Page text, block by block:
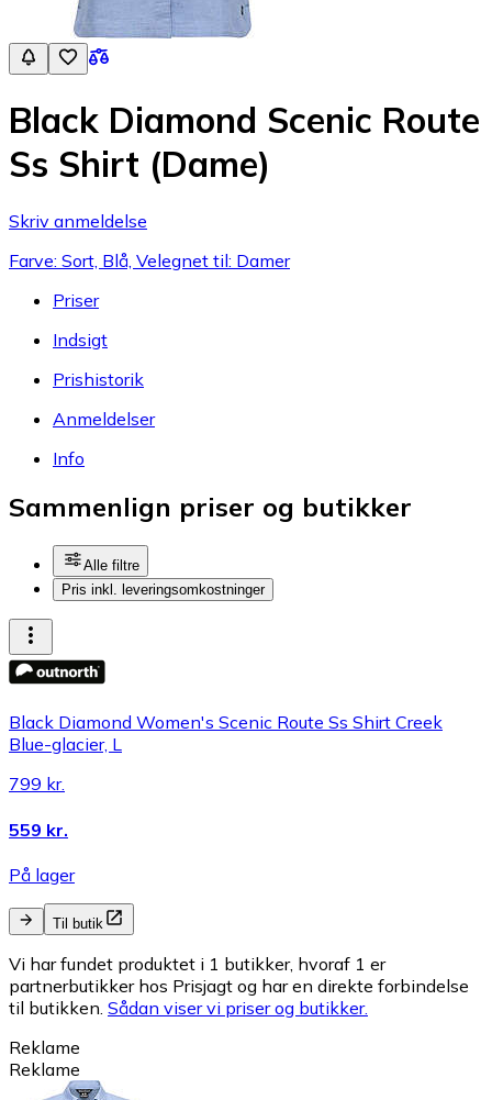
Black Diamond Scenic Route
Ss Shirt (Dame)
Skriv anmeldelse
Farve: Sort, Blå, Velegnet til: Damer
Priser
Indsigt
Prishistorik
Anmeldelser
Info
Sammenlign priser og butikker
Alle filtre
Pris inkl. leveringsomkostninger
Black Diamond Women's Scenic Route Ss Shirt Creek
Blue-glacier, L
799 kr.
559 kr.
På lager
Til butik
Vi har fundet produktet i 1 butikker, hvoraf 1 er
partnerbutikker hos Prisjagt og har en direkte forbindelse
til butikken. Sådan viser vi priser og butikker.
Reklame
Reklame